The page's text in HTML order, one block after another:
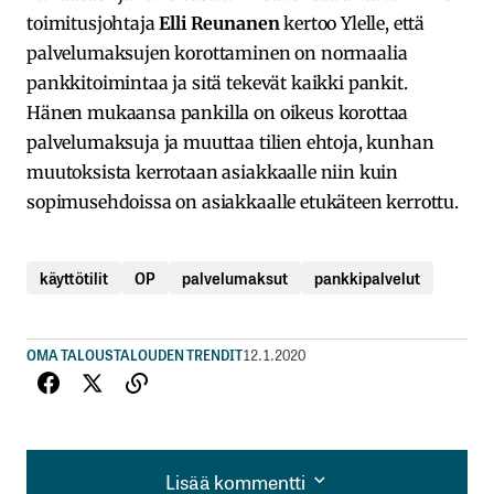
toimitusjohtajaElli Reunanen kertoo Ylelle, että
palvelumaksujen korottaminen on normaalia
pankkitoimintaa ja sitä tekevät kaikki pankit.
Hänen mukaansa pankilla on oikeus korottaa
palvelumaksuja ja muuttaa tilien ehtoja, kunhan
muutoksista kerrotaan asiakkaalle niin kuin
sopimusehdoissa on asiakkaalle etukäteen kerrottu.
käyttötilit OP palvelumaksut pankkipalvelut
OMA TALOUSTALOUDEN TRENDIT12.1.2020
Lisää kommentti